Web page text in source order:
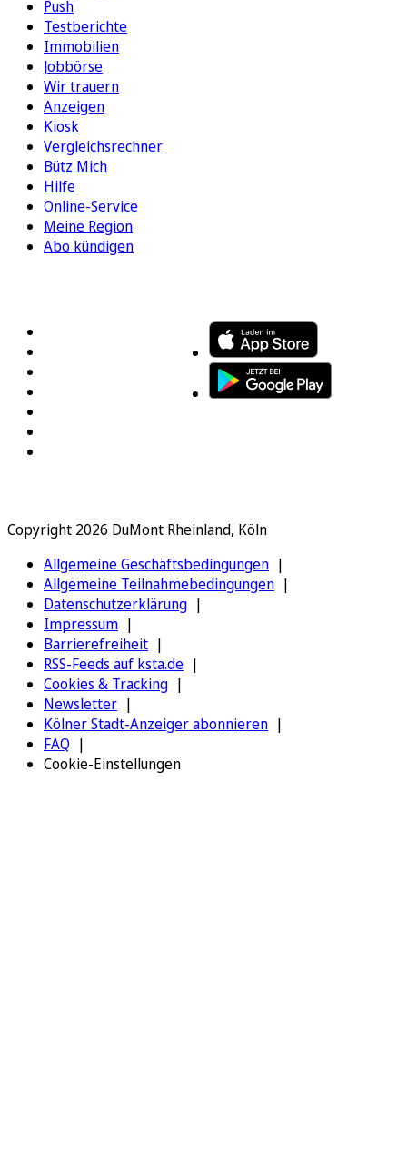
Push
Testberichte
Immobilien
Jobbörse
Wir trauern
Anzeigen
Kiosk
Vergleichsrechner
Bütz Mich
Hilfe
Online-Service
Meine Region
Abo kündigen
Copyright 2026 DuMont Rheinland, Köln
Allgemeine Geschäftsbedingungen
Allgemeine Teilnahmebedingungen
Datenschutzerklärung
Impressum
Barrierefreiheit
RSS-Feeds auf ksta.de
Cookies & Tracking
Newsletter
Kölner Stadt-Anzeiger abonnieren
FAQ
Cookie-Einstellungen